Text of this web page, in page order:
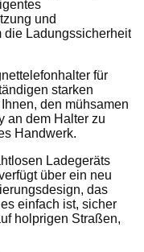
und
die Ladungssicherheit
für
starken
den mühsamen
an dem Halter zu
Handwerk.
Ladegeräts
über ein neu
das
einfach ist, sicher
holprigen Straßen,